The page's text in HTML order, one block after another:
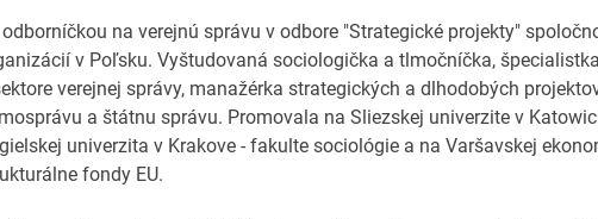
na verejnú správu v odbore "Strategické projekty"
v Poľsku. Vyštudovaná sociologička a tlmočníčka,
verejnej správy, manažérka strategických a dlhodobých
a štátnu správu. Promovala na Sliezskej univerzite v
univerzita v Krakove - fakulte sociológie a na Varšavskej
fondy EU.